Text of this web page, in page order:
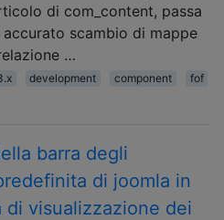
di com_content, passa
scambio di mappe
…
development component
fof
barra degli
di joomla in
di visualizzazione dei